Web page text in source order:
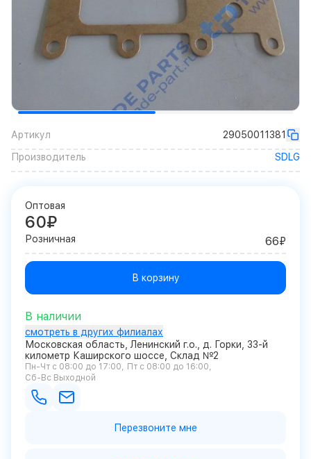
Артикул
29050011381
Производитель
SDLG
Оптовая
60₽
Розничная 66₽
В корзину
В наличии
смотреть в других филиалах
Московская область, Ленинский г.о., д. Горки, 33-й
километр Каширского шоссе, Склад №2
Пн-Чт с 08:00 до 17:00
Пт с 08:00 до 16:00
Сб-Вс Выходной
Перезвоните мне